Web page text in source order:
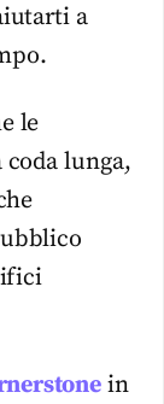
a
le
lunga,
in